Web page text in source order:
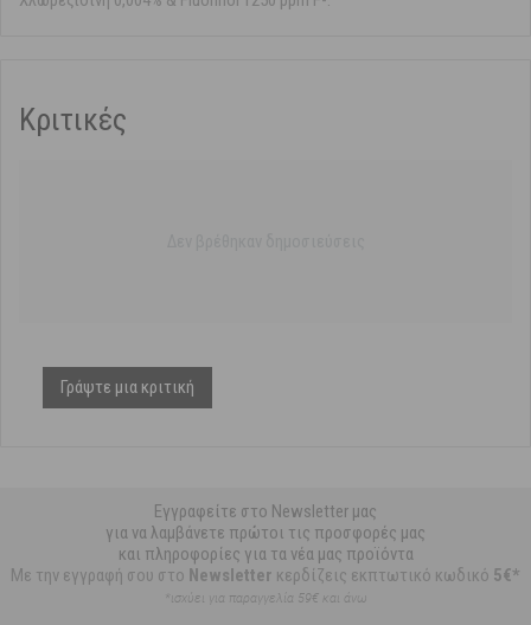
Κριτικές
Γράψτε μια κριτική
Εγγραφείτε στο Newsletter μας
για να λαμβάνετε πρώτοι τις προσφορές μας
και πληροφορίες για τα νέα μας προϊόντα
Με την εγγραφή σου στο Newsletter κερδίζεις εκπτωτικό κωδικό 5€*
*ισχύει για παραγγελία 59€ και άνω